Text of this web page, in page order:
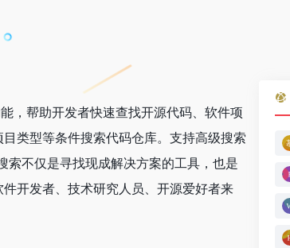
，帮助开发者快速查找开源代码、软件项
类型等条件搜索代码仓库。支持高级搜索
不仅是寻找现成解决方案的工具，也是
开发者、技术研究人员、开源爱好者来